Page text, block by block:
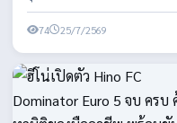
พลิกวิกฤตภาษี
ทรัมป์12.5%สร้าง
ศักยภาพใหม่การส่งออก
อีคอมเมิร์ซข้ามแดน” พลิกวิกฤต
ภาษีทรัมป์12...
74 25/7/2569